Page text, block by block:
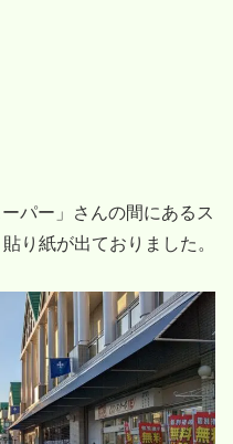
パー」さんの間にあるス
り紙が出ておりました。